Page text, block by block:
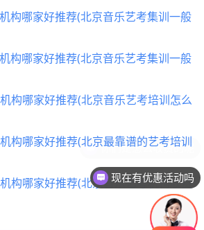
构哪家好推荐(北京音乐艺考集训一般
构哪家好推荐(北京音乐艺考集训一般
构哪家好推荐(北京音乐艺考培训怎么
构哪家好推荐(北京最靠谱的艺考培训
构哪家好推荐(北京音乐艺考机构收费
现在有优惠活动吗